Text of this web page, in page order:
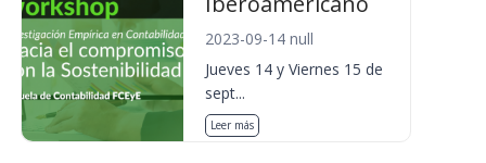
2023-09-14 null
Jueves 14 y Viernes 15 de
sept...
Leer más